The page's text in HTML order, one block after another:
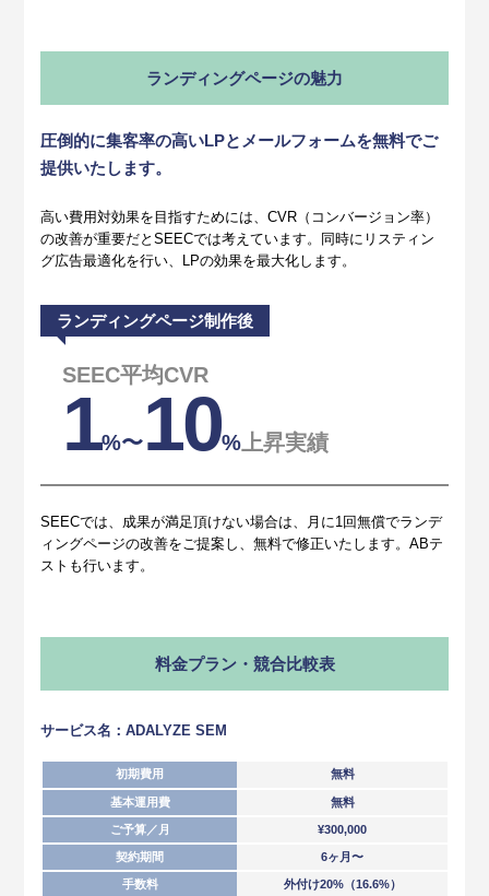
ランディングページの魅力
圧倒的に集客率の高いLPとメールフォームを無料でご
提供いたします。
高い費用対効果を目指すためには、CVR（コンバージョン率）
の改善が重要だとSEECでは考えています。同時にリスティン
グ広告最適化を行い、LPの効果を最大化します。
ランディングページ制作後
SEEC平均CVR
1% 〜10% 上昇実績
SEECでは、成果が満足頂けない場合は、月に1回無償でランデ
ィングページの改善をご提案し、無料で修正いたします。ABテ
ストも行います。
料金プラン・競合比較表
サービス名：ADALYZE SEM
初期費用 無料
基本運用費 無料
ご予算／月 ¥300,000
契約期間 6ヶ月〜
手数料 外付け20%（16.6%）